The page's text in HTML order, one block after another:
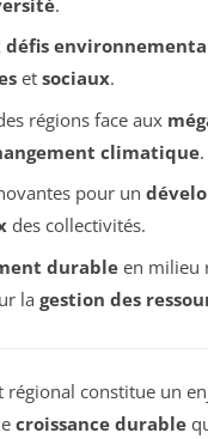
défis
et sociaux.
régions face aux
climatique.
pour un
des collectivités.
durableen milieu
la gestion des
régional constitue un
croissance durable